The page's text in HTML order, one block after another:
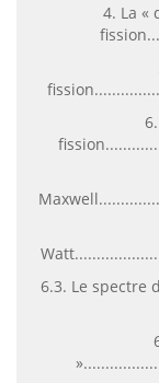
4. La «
6.3. Le spectre